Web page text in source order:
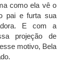
como ela vê o
pai e furta sua
E com a
projeção de
motivo, Bela